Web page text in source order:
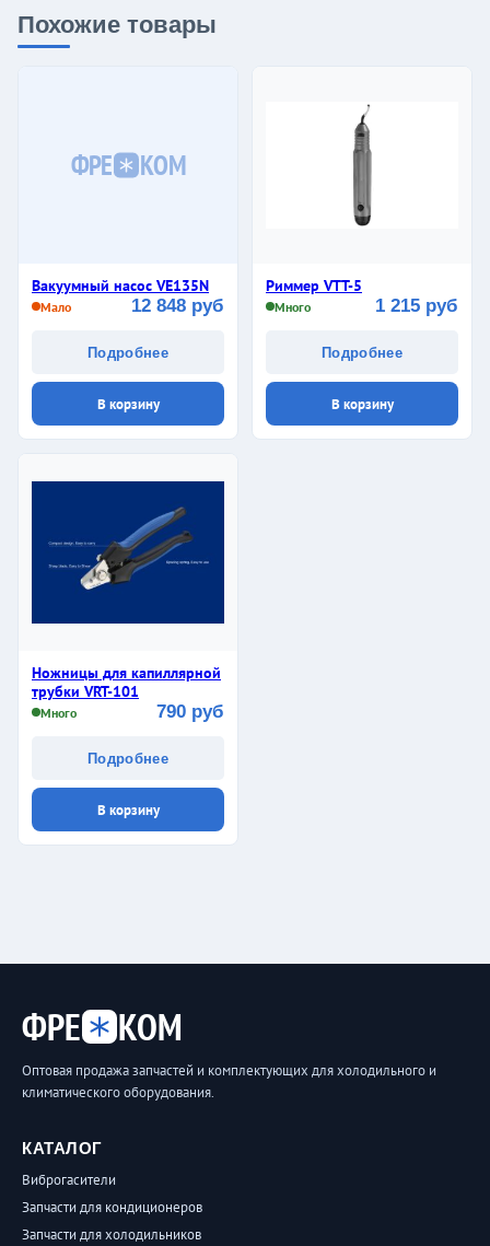
Похожие товары
ФРЕ КОМ
Вакуумный насос VE135N
Мало 12 848 руб
Подробнее
В корзину
Риммер VTT-5
Много 1 215 руб
Подробнее
В корзину
Ножницы для капиллярной
трубки VRT-101
Много 790 руб
Подробнее
В корзину
ФРЕ КОМ
Оптовая продажа запчастей и комплектующих для холодильного и
климатического оборудования.
КАТАЛОГ
Виброгасители
Запчасти для кондиционеров
Запчасти для холодильников